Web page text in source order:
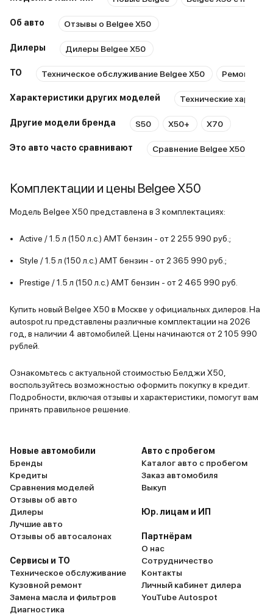
около 8 литров на сотню. В целом,
свои деньги отличный автомобиль
с современным дизайном,
поведением на дороге.
эксплуатации, но пока
впечатления только
присматривается к Belgee X50.
для меня
пробег на
и за это
проходил
по сути не
ТО, по
кресла
треснула
замену.
Радар
то в
бронь
при этом
Об авто Отзывы о Belgee X50
Дилеры Дилеры Belgee X50
ТО Техническое обслуживание Belgee X50 Ремонт
Характеристики других моделей Технические
Другие модели бренда S50 X50+ X70
Это авто часто сравнивают Сравнение Belgee X50, Haval
Комплектации и цены Belgee X50
Модель Belgee X50 представлена в 3 комплектациях:
Active / 1.5 л (150 л.с.) AMT бензин - от 2 255 990 руб.;
Style / 1.5 л (150 л.с.) AMT бензин - от 2 365 990 руб.;
Prestige / 1.5 л (150 л.с.) AMT бензин - от 2 465 990 руб.
Купить новый Belgee X50 в Москве у официальных дилеров. На
autospot.ru представлены различные комплектации на 2026
год, в наличии 4 автомобилей. Цены начинаются от 2 105 990
рублей.
Ознакомьтесь с актуальной стоимостью Белджи Х50,
воспользуйтесь возможностью оформить покупку в кредит.
Подробности, включая отзывы и характеристики, помогут вам
принять правильное решение.
Новые автомобили
Бренды
Кредиты
Сравнения моделей
Отзывы об авто
Дилеры
Лучшие авто
Отзывы об автосалонах
Сервисы и ТО
Техническое обслуживание
Кузовной ремонт
Замена масла и фильтров
Диагностика
Авто с пробегом
Каталог авто с пробегом
Заказ автомобиля
Выкуп
Юр. лицам и ИП
Партнёрам
О нас
Сотрудничество
Контакты
Личный кабинет дилера
YouTube Autospot